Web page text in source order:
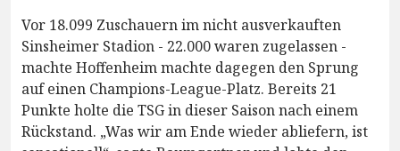
Vor 18.099 Zuschauern im nicht ausverkauften
Sinsheimer Stadion - 22.000 waren zugelassen -
machte Hoffenheim machte dagegen den Sprung
auf einen Champions-League-Platz. Bereits 21
Punkte holte die TSG in dieser Saison nach einem
Rückstand. „Was wir am Ende wieder abliefern, ist